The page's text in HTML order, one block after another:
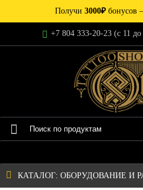
Получи 3000₽бонусов
+7 804 333-20-23 (c 11
КАТАЛОГ: ОБОРУДОВАНИЕ И